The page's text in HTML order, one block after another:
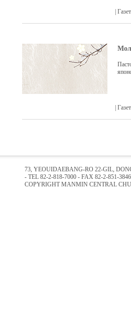
|
|
73, YEOUIDAEBANG-RO 22-GIL,
- TEL 82-2-818-7000 - FAX 82-2-851-3846
COPYRIGHT MANMIN CENTRAL